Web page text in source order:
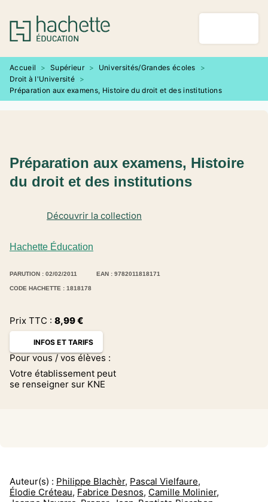
MENU RECHERCHE
PIED DE PAGE
Accueil > Supérieur > Universités/Grandes écoles
>
Droit à l'Université >
Préparation aux examens, Histoire du droit et des institutions
Hachette Éducation
Découvrir la collection
Préparation aux examens, Histoire
du droit et des institutions
PARUTION : 02/02/2011 EAN : 9782011818171
CODE HACHETTE : 1818178
Prix TTC : 8,99€
INFOS ET TARIFS
Pour vous / vos élèves :
Votre établissement peut
se renseigner sur KNE
Auteur(s) : Philippe Blachèr, Pascal Vielfaure,
Élodie Créteau, Fabrice Desnos, Camille Molinier,